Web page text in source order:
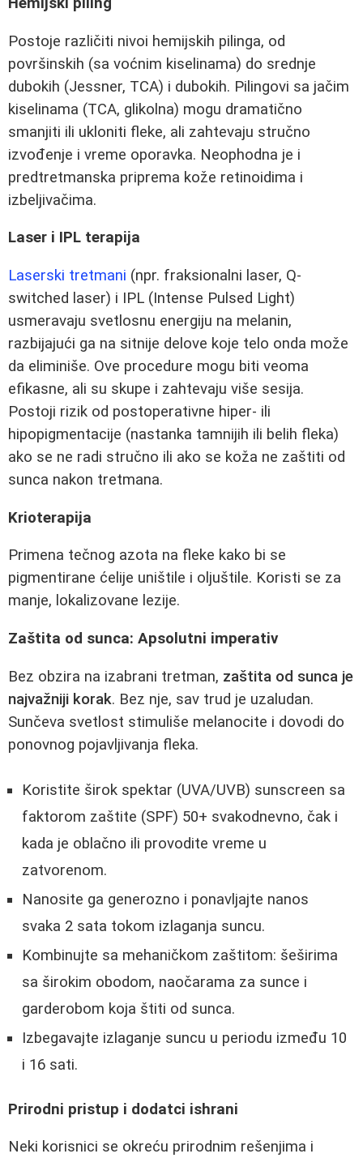
Postoje različiti nivoi hemijskih pilinga, od
površinskih (sa voćnim kiselinama) do srednje
dubokih (Jessner, TCA) i dubokih. Pilingovi sa jačim
kiselinama (TCA, glikolna) mogu dramatično
smanjiti ili ukloniti fleke, ali zahtevaju stručno
izvođenje i vreme oporavka. Neophodna je i
predtretmanska priprema kože retinoidima i
izbeljivačima.
Laser i IPL terapija
Laserski tretmani (npr. fraksionalni laser, Q-
switched laser) i IPL (Intense Pulsed Light)
usmeravaju svetlosnu energiju na melanin,
razbijajući ga na sitnije delove koje telo onda može
da eliminiše. Ove procedure mogu biti veoma
efikasne, ali su skupe i zahtevaju više sesija.
Postoji rizik od postoperativne hiper- ili
hipopigmentacije (nastanka tamnijih ili belih fleka)
ako se ne radi stručno ili ako se koža ne zaštiti od
sunca nakon tretmana.
Krioterapija
Primena tečnog azota na fleke kako bi se
pigmentirane ćelije uništile i oljuštile. Koristi se za
manje, lokalizovane lezije.
Zaštita od sunca: Apsolutni imperativ
Bez obzira na izabrani tretman, zaštita od sunca je
najvažniji korak. Bez nje, sav trud je uzaludan.
Sunčeva svetlost stimuliše melanocite i dovodi do
ponovnog pojavljivanja fleka.
Koristite širok spektar (UVA/UVB) sunscreen sa
faktorom zaštite (SPF) 50+ svakodnevno, čak i
kada je oblačno ili provodite vreme u
zatvorenom.
Nanosite ga generozno i ponavljajte nanos
svaka 2 sata tokom izlaganja suncu.
Kombinujte sa mehaničkom zaštitom: šeširima
sa širokim obodom, naočarama za sunce i
garderobom koja štiti od sunca.
Izbegavajte izlaganje suncu u periodu između 10
i 16 sati.
Prirodni pristup i dodatci ishrani
Neki korisnici se okreću prirodnim rešenjima i